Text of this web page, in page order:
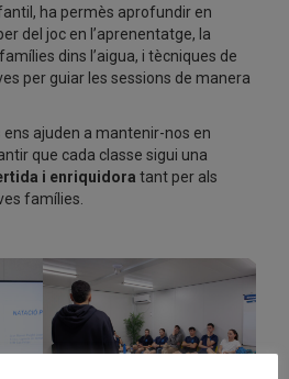
ha permès aprofundir en
del joc en l’aprenentatge, la
dins l’aigua, i tècniques de
per guiar les sessions de manera
ens ajuden a mantenir-nos en
que cada classe sigui una
i enriquidora tant per als
famílies.